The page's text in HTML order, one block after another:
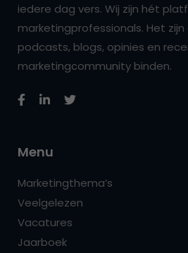
iedere dag vers. Wij zijn hét
marketingprofessionals. Het zijn
podcasts, blogs, opinies en
marketingcommunity binden.
Menu
Marketingthema’s
Veelgelezen
Vacatures
Jaarboek